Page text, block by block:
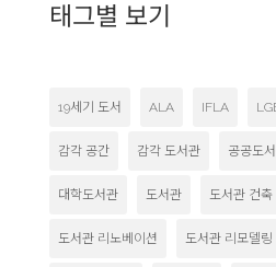
태그별 보기
19세기 도서 ALA IFLA
감각 공간 감각 도서관 공공도
대학도서관 도서관 도서관 건축
도서관 리노베이션 도서관 리모델링